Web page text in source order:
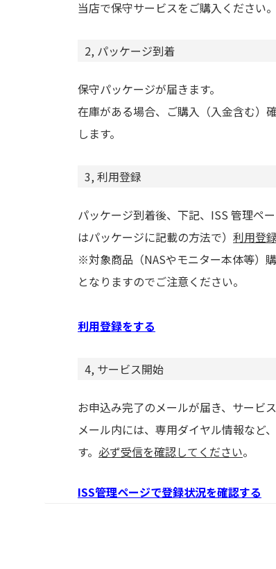
当店で保守サービスをご購入ください。
2, パッケージ到着
保守パッケージが届きます。
在庫がある場合、ご購入（入金含む）確
します。
3, 利用登録
パッケージ到着後、下記、ISS 管理ペ
はパッケージに記載の方法で） 利用登
※対象商品（NASやモニター本体等）
となりますのでご注意ください。
利用登録をする
4, サービス開始
お申込み完了のメールが届き、サービ
メール内には、専用ダイヤル情報など
す。 必ず受信を確認してください。
ISS管理ページで登録状況を確認する